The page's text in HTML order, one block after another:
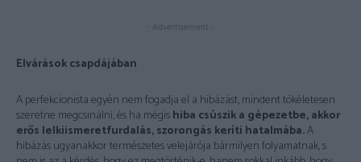
- Advertisement -
Elvárások csapdájában
A perfekcionista egyén nem fogadja el a hibázást, mindent tökéletesen
szeretne megcsinálni, és ha mégishiba csúszik a gépezetbe, akkor
erős lelkiismeretfurdalás, szorongás keríti hatalmába.A
hibázás ugyanakkor természetes velejárója bármilyen folyamatnak, s